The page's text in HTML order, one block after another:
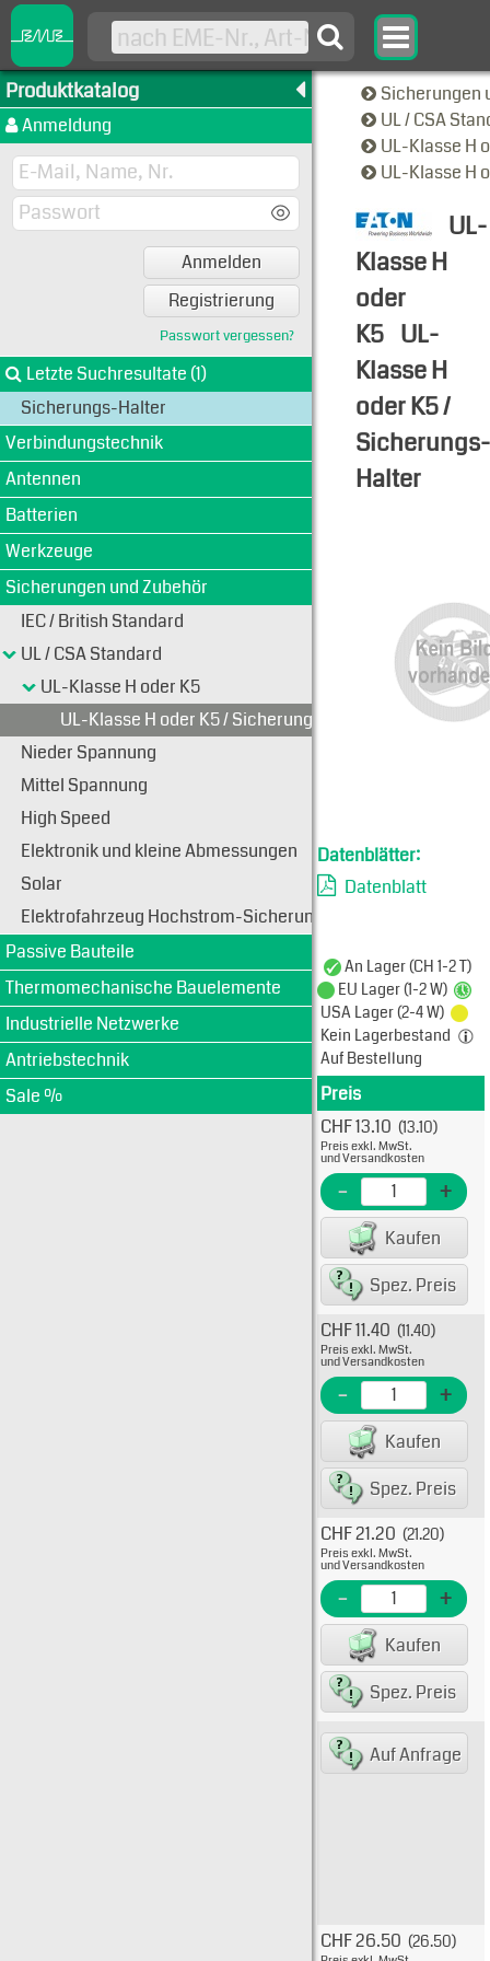
Produktkatalog
Anmeldung
Anmelden
Registrierung
Passwort vergessen?
Letzte Suchresultate (1)
Sicherungs-Halter
Verbindungstechnik
Antennen
Batterien
Werkzeuge
Sicherungen und Zubehör
IEC / British Standard
UL / CSA Standard
UL-Klasse H oder K5
UL-Klasse H oder K5 / Sicherungs-Halter
Nieder Spannung
Mittel Spannung
High Speed
Elektronik und kleine Abmessungen
Solar
Elektrofahrzeug Hochstrom-Sicherungen
Passive Bauteile
Thermomechanische Bauelemente
Industrielle Netzwerke
Antriebstechnik
Sale %
Sicherungen
UL / CSA
UL-Klasse H
UL-Klasse H
UL-
Klasse H
oder
K5 UL-
Klasse H
oder K5 /
Sicherungs-
Halter
Datenblätter:
Datenblatt
An Lager (CH 1-2 T)
EU Lager (1-2 W)
USA Lager (2-4 W)
Kein Lagerbestand
Auf Bestellung
Produkt
Preis
EME
CHF 13.10 (13.10)
Preis exkl. MwSt.
und Versandkosten
- +
Kaufen
Spez. Preis
EME
EAN/
CHF 11.40 (11.40)
Preis exkl. MwSt.
und Versandkosten
- +
Kaufen
Spez. Preis
Typ:
EME
CHF 21.20 (21.20)
Preis exkl. MwSt.
und Versandkosten
- +
Kaufen
Spez. Preis
Typ:
Auf Anfrage
Typ:
CHF 26.50 (26.50)